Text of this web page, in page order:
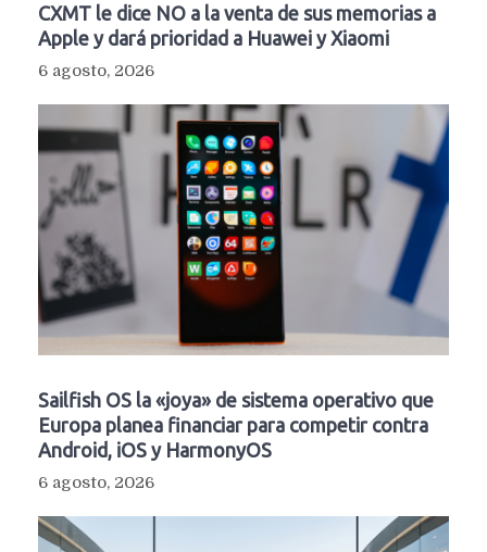
CXMT le dice NO a la venta de sus memorias a
Apple y dará prioridad a Huawei y Xiaomi
6 agosto, 2026
Sailfish OS la «joya» de sistema operativo que
Europa planea financiar para competir contra
Android, iOS y HarmonyOS
6 agosto, 2026